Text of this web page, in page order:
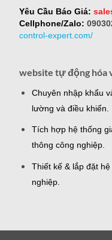
Yêu Cầu Báo Giá:
Cellphone/Zalo:
control-expert.com/
website tự động
Chuyên nhập khẩu
lường và điều khiển.
Tích hợp hệ thống
thông công nghiệp.
Thiết kế & lắp đặt
nghiệp.